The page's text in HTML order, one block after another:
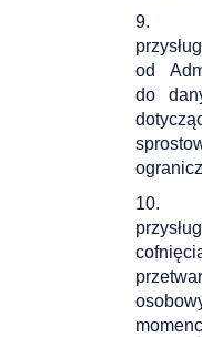
9.
od
do
10.